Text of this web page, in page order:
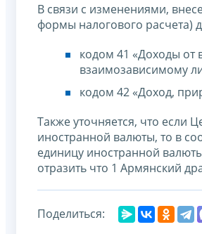
В связи с изменениями,
формы налогового расчета)
кодом 41 «Доходы от
взаимозависимому
кодом 42 «Доход,
Также уточняется, что если
иностранной валюты, то в
единицу иностранной
отразить что 1 Армянский
Поделиться: